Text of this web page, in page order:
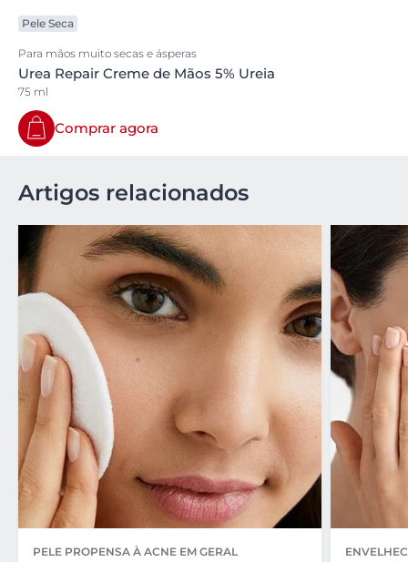
Pele Seca
Para mãos muito secas e ásperas
Urea Repair Creme de Mãos 5% Ureia
75 ml
Comprar agora
Artigos relacionados
PELE PROPENSA À ACNE EM GERAL